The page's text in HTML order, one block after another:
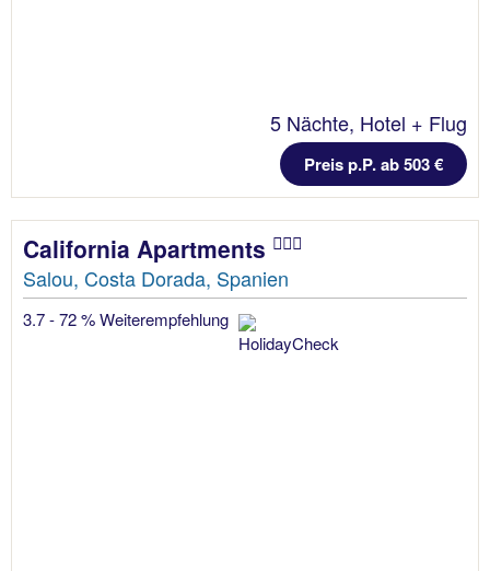
5 Nächte, Hotel + Flug
Preis p.P. ab 503 €
California Apartments
Salou, Costa Dorada, Spanien
3.7 - 72 % Weiterempfehlung